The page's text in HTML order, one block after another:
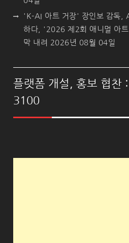
'K-AI 아트 거장' 장인보 감독,
하다, '2026 제2회 애니멀 아트
막 내려 2026년 08월 04일
플랫폼 개설, 홍보 협찬
3100